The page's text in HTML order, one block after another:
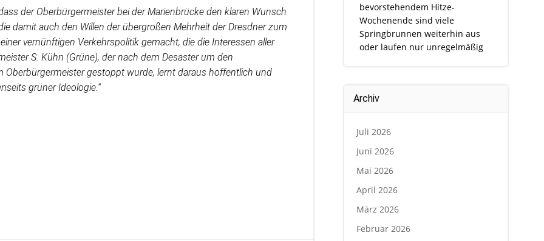
der Oberbürgermeister bei der Marienbrücke den klaren Wunsch
damit auch den Willen der übergroßen Mehrheit der Dresdner zum
vernünftigen Verkehrspolitik gemacht, die die Interessen aller
S. Kühn (Grüne), der nach dem Desaster um den
Oberbürgermeister gestoppt wurde, lernt daraus hoffentlich und
grüner Ideologie.“
bevorstehendem Hitze-
Wochenende sind viele
Springbrunnen weiterhin aus
oder laufen nur unregelmäßig
Archiv
Juli 2026
Juni 2026
Mai 2026
April 2026
März 2026
Februar 2026